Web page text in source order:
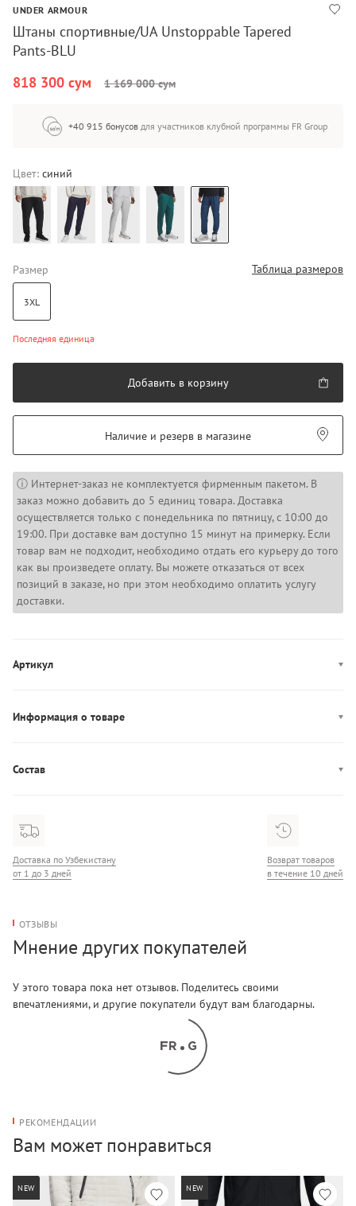
UNDER ARMOUR
Штаны спортивные/UA Unstoppable Tapered
Pants-BLU
818 300 сум
1 169 000 сум
+40 915 бонусов для участников клубной программы FR Group
Цвет: синий
Размер Таблица размеров
3XL
Последняя единица
Добавить в корзину
Наличие и резерв в магазине
ⓘ Интернет-заказ не комплектуется фирменным пакетом. В
заказ можно добавить до 5 единиц товара. Доставка
осуществляется только с понедельника по пятницу, с 10:00 до
19:00. При доставке вам доступно 15 минут на примерку. Если
товар вам не подходит, необходимо отдать его курьеру до того
как вы произведете оплату. Вы можете отказаться от всех
позиций в заказе, но при этом необходимо оплатить услугу
доставки.
Артикул
Информация о товаре
Состав
Доставка по Узбекистану
от 1 до 3 дней
Возврат товаров
в течение 10 дней
ОТЗЫВЫ
Мнение других покупателей
У этого товара пока нет отзывов. Поделитесь своими
впечатлениями, и другие покупатели будут вам благодарны.
РЕКОМЕНДАЦИИ
Вам может понравиться
NEW NEW